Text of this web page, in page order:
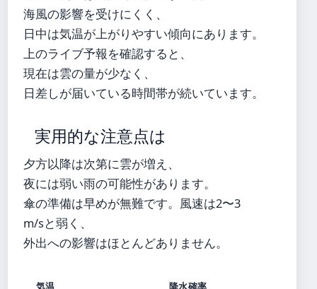
海風の影響を受けにくく、
日中は気温が上がりやすい傾向にあります。
上のライブ予報を確認すると、
現在は雲の量が少なく、
日差しが届いている時間帯が続いています。
実用的な注意点は
夕方以降は次第に雲が増え、
夜には弱い雨の可能性があります。
傘の準備は早めが無難です。風速は2〜3
m/sと弱く、
外出への影響はほとんどありません。
気温 降水確率